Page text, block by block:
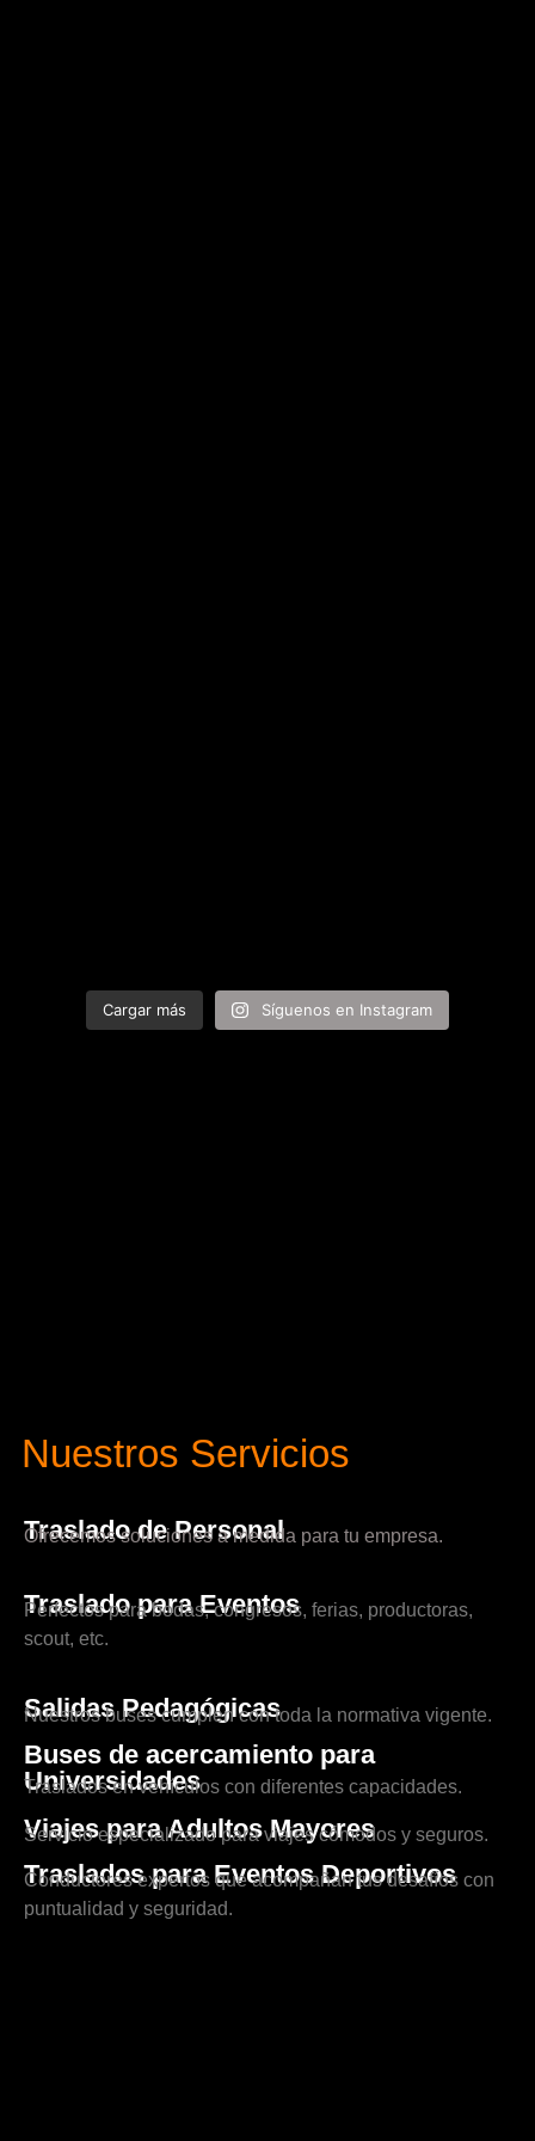
Cargar más Síguenos en Instagram
Nuestros Servicios
Traslado de Personal
Ofrecemos soluciones a medida para tu empresa.
Traslado para Eventos
Perfectos para bodas, congresos, ferias, productoras,
scout, etc.
Salidas Pedagógicas
Nuestros buses cumplen con toda la normativa vigente.
Buses de acercamiento para
Universidades
Traslados en vehículos con diferentes capacidades.
Viajes para Adultos Mayores
Servicio especializado para viajes cómodos y seguros.
Traslados para Eventos Deportivos
Conductores expertos que acompañan tus desafíos con
puntualidad y seguridad.